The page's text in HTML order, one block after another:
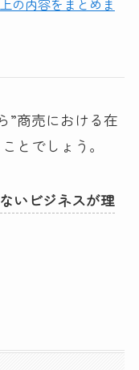
”商売における在
とでしょう。
いビジネスが理